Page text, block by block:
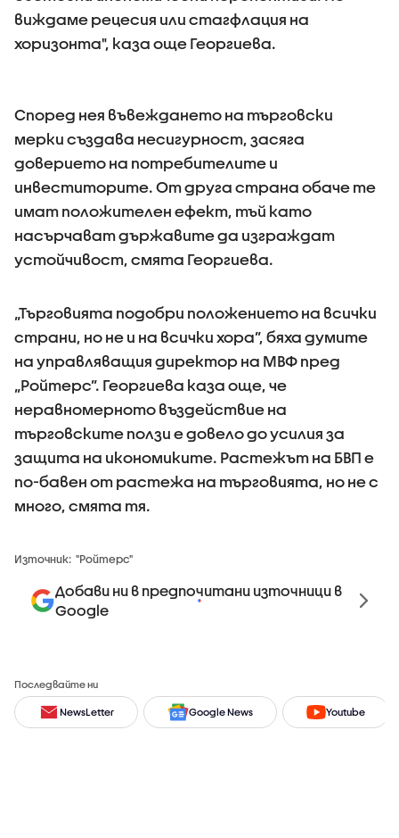
виждаме рецесия или стагфлация на
хоризонта", каза още Георгиева.
Според нея въвеждането на търговски
мерки създава несигурност, засяга
доверието на потребителите и
инвеститорите. От друга страна обаче те
имат положителен ефект, тъй като
насърчават държавите да изграждат
устойчивост, смята Георгиева.
„Търговията подобри положението на всички
страни, но не и на всички хора”, бяха думите
на управляващия директор на МВФ пред
„Ройтерс”. Георгиева каза още, че
неравномерното въздействие на
търговските ползи е довело до усилия за
защита на икономиките. Растежът на БВП е
по-бавен от растежа на търговията, но не с
много, смята тя.
Източник: "Ройтерс"
Добави ни в предпочитани източници в
Google
Последвайте ни
NewsLetter Google News Youtube